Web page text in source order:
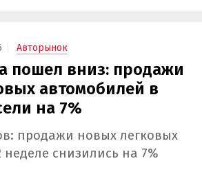
Авторынок
пошел вниз: продажи
автомобилей в
на 7%
продажи новых легковых
снизились на 7%